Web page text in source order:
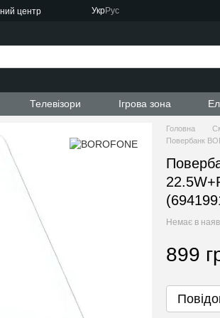
центр
УкрРус
Телевізори Ігрова зона
Головна
Повербанк
Немає в
899